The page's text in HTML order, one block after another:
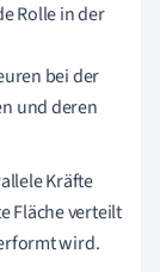
Rolle in der
bei der
und deren
Kräfte
Fläche verteilt
wird.